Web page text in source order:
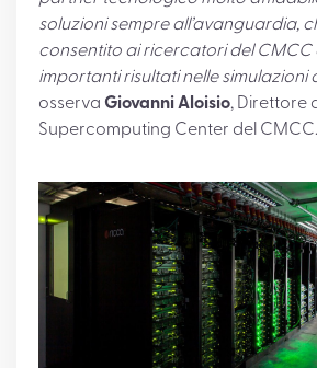
soluzioni sempre all’avanguardia,
consentito ai ricercatori del CMCC
importanti risultati nelle simulazioni
osserva Giovanni Aloisio, Direttore
Supercomputing Center del CMCC.